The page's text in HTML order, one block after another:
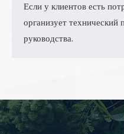
Если у клиентов есть
организует технический
руководства.